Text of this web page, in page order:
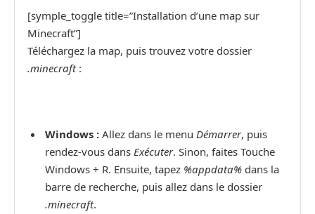
[symple_toggle title=”Installation d’une map sur
Minecraft”]
Téléchargez la map, puis trouvez votre dossier
.minecraft:
Windows : Allez dans le menu Démarrer, puis
rendez-vous dans Exécuter. Sinon, faites Touche
Windows + R. Ensuite, tapez %appdata% dans la
barre de recherche, puis allez dans le dossier
.minecraft.